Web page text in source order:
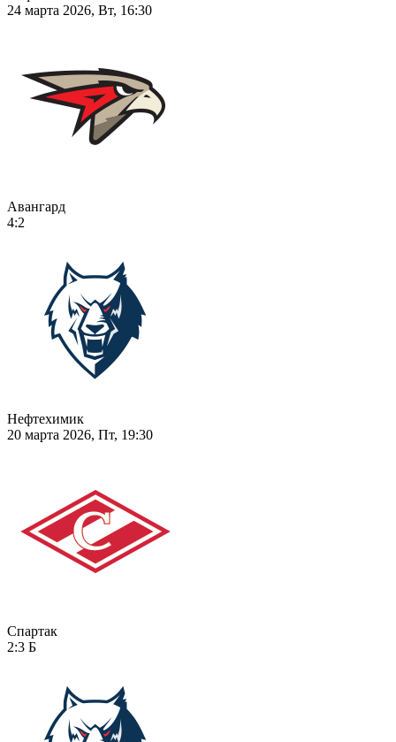
24 марта 2026, Вт, 16:30
Авангард
4:2
Нефтехимик
20 марта 2026, Пт, 19:30
Спартак
2:3 Б